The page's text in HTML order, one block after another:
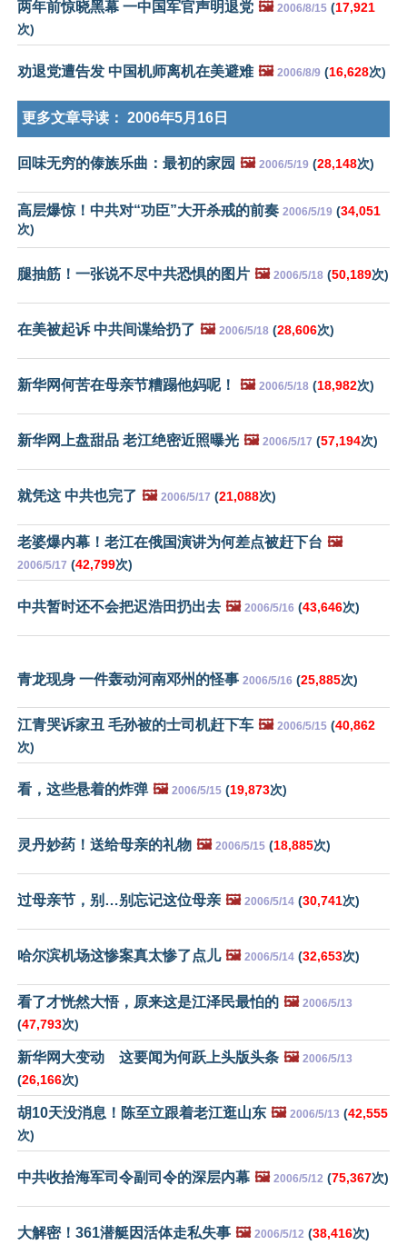
两年前惊晓黑幕 一中国军官声明退党 🖼️ 2006/8/15 (17,921
次)
劝退党遭告发 中国机师离机在美避难 🖼️ 2006/8/9 (16,628次)
更多文章导读： 2006年5月16日
回味无穷的傣族乐曲：最初的家园 🖼️ 2006/5/19 (28,148次)
高层爆惊！中共对“功臣”大开杀戒的前奏 2006/5/19 (34,051
次)
腿抽筋！一张说不尽中共恐惧的图片 🖼️ 2006/5/18 (50,189次)
在美被起诉 中共间谍给扔了 🖼️ 2006/5/18 (28,606次)
新华网何苦在母亲节糟蹋他妈呢！ 🖼️ 2006/5/18 (18,982次)
新华网上盘甜品 老江绝密近照曝光 🖼️ 2006/5/17 (57,194次)
就凭这 中共也完了 🖼️ 2006/5/17 (21,088次)
老婆爆内幕！老江在俄国演讲为何差点被赶下台 🖼️
2006/5/17 (42,799次)
中共暂时还不会把迟浩田扔出去 🖼️ 2006/5/16 (43,646次)
青龙现身 一件轰动河南邓州的怪事 2006/5/16 (25,885次)
江青哭诉家丑 毛孙被的士司机赶下车 🖼️ 2006/5/15 (40,862
次)
看，这些悬着的炸弹 🖼️ 2006/5/15 (19,873次)
灵丹妙药！送给母亲的礼物 🖼️ 2006/5/15 (18,885次)
过母亲节，别…别忘记这位母亲 🖼️ 2006/5/14 (30,741次)
哈尔滨机场这惨案真太惨了点儿 🖼️ 2006/5/14 (32,653次)
看了才恍然大悟，原来这是江泽民最怕的 🖼️ 2006/5/13
(47,793次)
新华网大变动 这要闻为何跃上头版头条 🖼️ 2006/5/13
(26,166次)
胡10天没消息！陈至立跟着老江逛山东 🖼️ 2006/5/13 (42,555
次)
中共收拾海军司令副司令的深层内幕 🖼️ 2006/5/12 (75,367次)
大解密！361潜艇因活体走私失事 🖼️ 2006/5/12 (38,416次)